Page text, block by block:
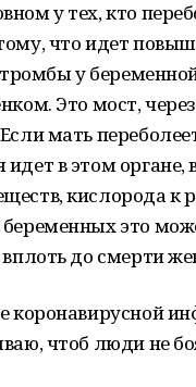
у тех, кто
что идет
у
Это мост,
мать
в этом органе,
кислорода к
это
вплоть до смерти
коронавирусной
чтоб люди не